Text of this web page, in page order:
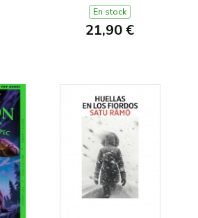
En stock
21,90 €